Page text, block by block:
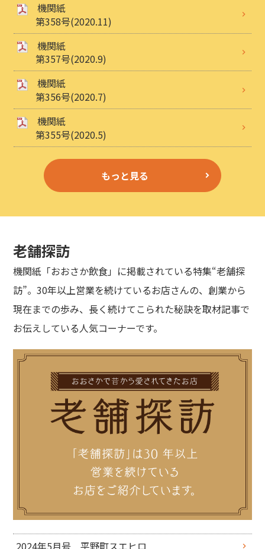
機関紙
第358号(2020.11)
機関紙
第357号(2020.9)
機関紙
第356号(2020.7)
機関紙
第355号(2020.5)
もっと見る
老舗探訪
機関紙「おおさか飲食」に掲載されている特集“老舗探
訪”。30年以上営業を続けているお店さんの、創業から
現在までの歩み、長く続けてこられた秘訣を取材記事で
お伝えしている人気コーナーです。
2024年5月号 平野町スエヒロ